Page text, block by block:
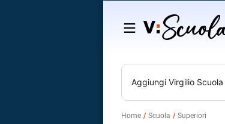
Salta
contenuto
Aggiungi Virgilio Scuola
Home Scuola Superiori